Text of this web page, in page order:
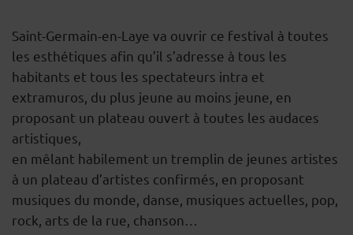
Saint-Germain-en-Laye va ouvrir ce festival à toutes
les esthétiques afin qu’il s’adresse à tous les
habitants et tous les spectateurs intra et
extramuros, du plus jeune au moins jeune, en
proposant un plateau ouvert à toutes les audaces
artistiques,
en mêlant habilement un tremplin de jeunes artistes
à un plateau d’artistes confirmés, en proposant
musiques du monde, danse, musiques actuelles, pop,
rock, arts de la rue, chanson…